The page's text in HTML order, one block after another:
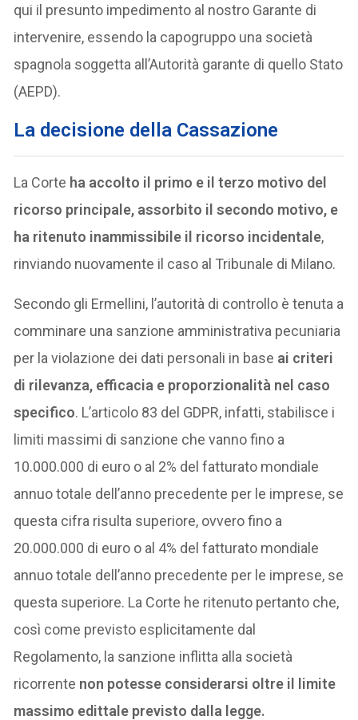
qui il presunto impedimento al nostro Garante di
intervenire, essendo la capogruppo una società
spagnola soggetta all’Autorità garante di quello Stato
(AEPD).
La decisione della Cassazione
La Corte ha accolto il primo e il terzo motivo del
ricorso principale, assorbito il secondo motivo, e
ha ritenuto inammissibile il ricorso incidentale,
rinviando nuovamente il caso al Tribunale di Milano.
Secondo gli Ermellini, l’autorità di controllo è tenuta a
comminare una sanzione amministrativa pecuniaria
per la violazione dei dati personali in base ai criteri
di rilevanza, efficacia e proporzionalità nel caso
specifico. L’articolo 83 del GDPR, infatti, stabilisce i
limiti massimi di sanzione che vanno fino a
10.000.000 di euro o al 2% del fatturato mondiale
annuo totale dell’anno precedente per le imprese, se
questa cifra risulta superiore, ovvero fino a
20.000.000 di euro o al 4% del fatturato mondiale
annuo totale dell’anno precedente per le imprese, se
questa superiore. La Corte he ritenuto pertanto che,
così come previsto esplicitamente dal
Regolamento, la sanzione inflitta alla società
ricorrente non potesse considerarsi oltre il limite
massimo edittale previsto dalla legge.